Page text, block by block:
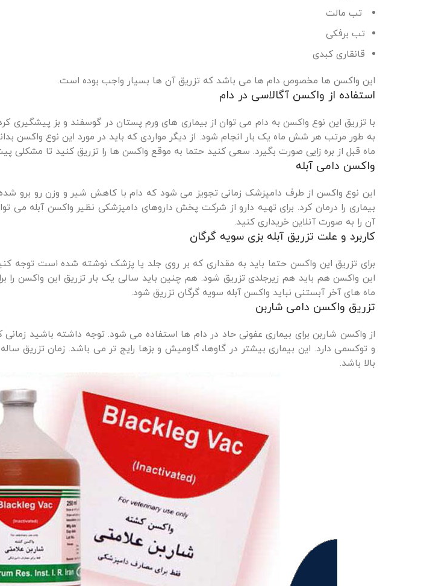
تب مالت
تب برفکی
قانقاری کبدی
این واکسن ها مخصوص دام ها می باشد که تزریق آن ها بسیار واجب بوده است.
استفاده از واکسن آگالاسی در دام
با تزریق این نوع واکسن به دام می توان از بیماری های ورم پستان در گوسفند و بز پیشگیری
ماه قبل از بره زایی صورت بگیرد. سعی کنید حتما به موقع واکسن ها را تزریق کنید تا مشکلی
واکسن دامی آبله
این نوع واکسن از طرف دامپزشک زمانی تجویز می شود که دام با کاهش شیر و وزن رو برو
بیماری را درمان کرد. برای تهیه دارو از شرکت پخش داروهای دامپزشکی نظیر واکسن آبله می
آن را به صورت آنلاین خریداری کنید.
کاربرد و علت تزریق آبله بزی سویه گرگان
این واکسن هم باید هم زیرجلدی تزریق شود. هم چنین باید سالی یک بار تزریق این واکسن را
ماه های آخر آبستنی نباید واکسن آبله سویه گرگان تزریق شود.
تزریق واکسن دامی شاربن
از واکسن شاربن برای بیماری عفونی حاد در دام ها استفاده می شود. توجه داشته باشید
بالا باشد.